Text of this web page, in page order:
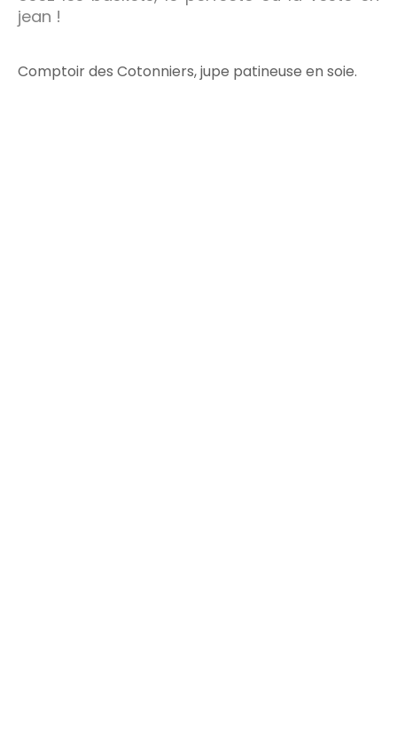
jean !
Comptoir des Cotonniers, jupe patineuse en soie.